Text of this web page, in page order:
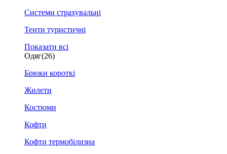
Системи страхувальні
Тенти туристичні
Показати всі
Одяг(26)
Брюки короткі
Жилети
Костюми
Кофти
Кофти термобілизна